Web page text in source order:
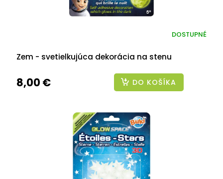
Zem - svetielkujúca dekorácia na stenu
DOSTUPNÉ
8,00 € DO KOŠÍKA